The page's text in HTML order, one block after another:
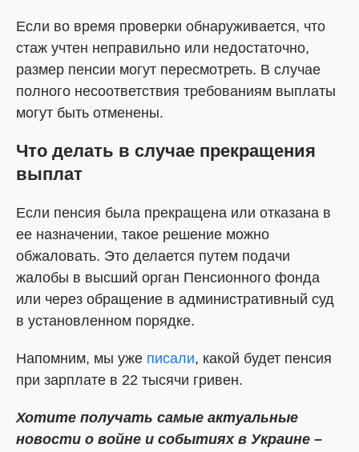
Если во время проверки обнаруживается, что
стаж учтен неправильно или недостаточно,
размер пенсии могут пересмотреть. В случае
полного несоответствия требованиям выплаты
могут быть отменены.
Что делать в случае прекращения
выплат
Если пенсия была прекращена или отказана в
ее назначении, такое решение можно
обжаловать. Это делается путем подачи
жалобы в высший орган Пенсионного фонда
или через обращение в административный суд
в установленном порядке.
Напомним, мы уже писали, какой будет пенсия
при зарплате в 22 тысячи гривен.
Хотите получать самые актуальные
новости о войне и событиях в Украине –